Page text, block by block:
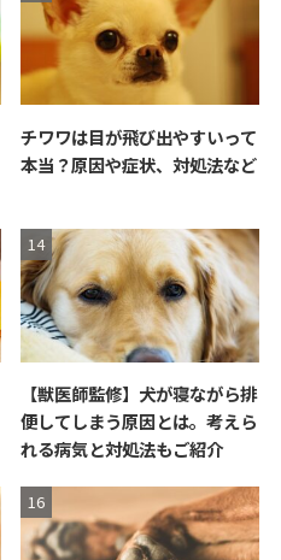
チワワは目が飛び出やすいって
本当？原因や症状、対処法など
【獣医師監修】犬が寝ながら排
便してしまう原因とは。考えら
れる病気と対処法もご紹介